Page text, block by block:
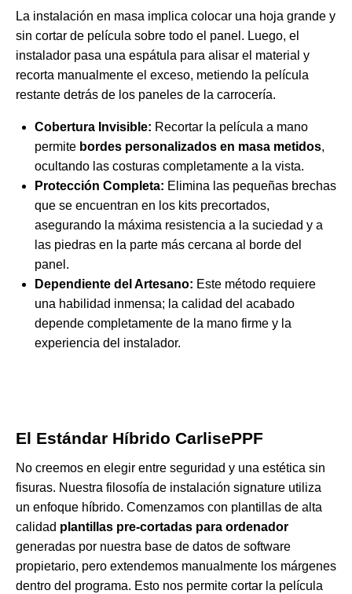
La instalación en masa implica colocar una hoja grande y
sin cortar de película sobre todo el panel. Luego, el
instalador pasa una espátula para alisar el material y
recorta manualmente el exceso, metiendo la película
restante detrás de los paneles de la carrocería.
Cobertura Invisible: Recortar la película a mano
permite bordes personalizados en masa metidos,
ocultando las costuras completamente a la vista.
Protección Completa: Elimina las pequeñas brechas
que se encuentran en los kits precortados,
asegurando la máxima resistencia a la suciedad y a
las piedras en la parte más cercana al borde del
panel.
Dependiente del Artesano: Este método requiere
una habilidad inmensa; la calidad del acabado
depende completamente de la mano firme y la
experiencia del instalador.
El Estándar Híbrido CarlisePPF
No creemos en elegir entre seguridad y una estética sin
fisuras. Nuestra filosofía de instalación signature utiliza
un enfoque híbrido. Comenzamos con plantillas de alta
calidad plantillas pre-cortadas para ordenador
generadas por nuestra base de datos de software
propietario, pero extendemos manualmente los márgenes
dentro del programa. Esto nos permite cortar la película